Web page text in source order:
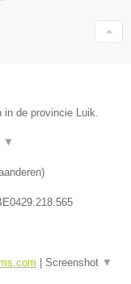
de provincie Luik.
▼
)
Screenshot ▼